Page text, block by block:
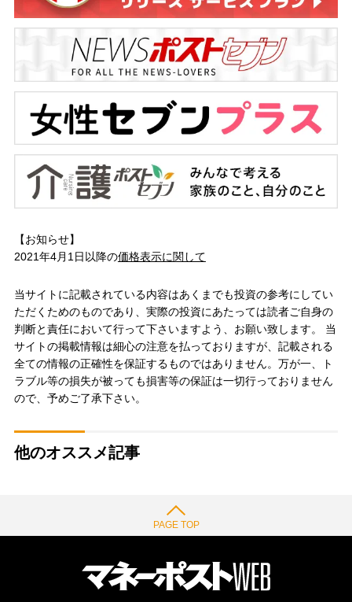
【お知らせ】
2021年4月1日以降の価格表示に関して
当サイトに記載されている内容はあくまでも投資の参考にしてい
ただくためのものであり、実際の投資にあたっては読者ご自身の
判断と責任において行って下さいますよう、お願い致します。 当
サイトの掲載情報は細心の注意を払っておりますが、記載される
全ての情報の正確性を保証するものではありません。万が一、ト
ラブル等の損失が被っても損害等の保証は一切行っておりません
ので、予めご了承下さい。
他のオススメ記事
PAGE TOP